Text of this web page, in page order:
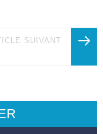
SUIVANT